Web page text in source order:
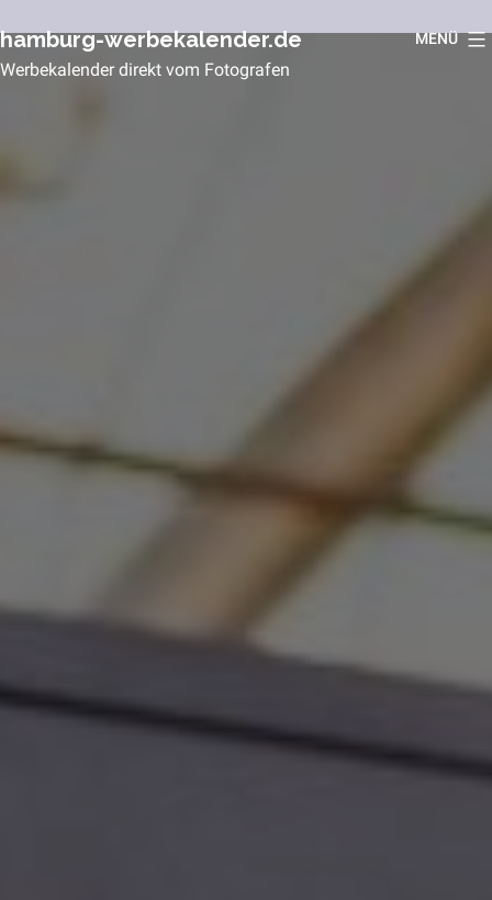
Inhalt
hamburg-werbekalender.de
Werbekalender direkt vom Fotografen
MENÜ